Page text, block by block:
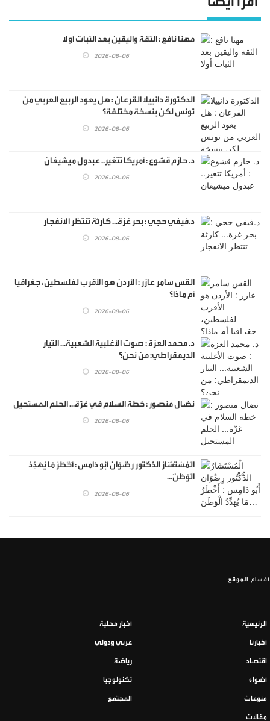
مهنا نافع : الثقة واليقين بعد الثبات أولا
2026-08-06
الدكتورة دانييلا القرعان : هل يعود الربيع العربي من
تونس لكن بنسخة مختلفة؟
2026-08-06
د. حازم قشوع : أمريكا تتغير.. عبدول ميشيغان
2026-08-06
د.فيفي حجي : بحر غزة... كارثة تنتظر الانفجار
2026-08-06
القس سامر عازر : الأردن هو الأقرب لفلسطين، جغرافيا
أم ماذا؟
2026-08-06
د. محمد العزة : صوت الأغلبية الشعبية... التيار
الديمقراطي: من نحن؟
2026-08-06
نضال منصور : خطة السلام في غزّة... الحلم المستحيل
2026-08-06
الْمُسْتَشَارُ الدُّكْتُور رِضْوَان أَبُو دَامِس : أَخْطَرُ مَا يُهَدِّدُ
الْوَطَنَ…
2026-08-06
أقسام الموقع
الرئيسية أخبار محلية
أخبارنا عربي ودولي
اقتصاد رياضة
أضواء تكنولوجيا
منوعات المجتمع
مقالات